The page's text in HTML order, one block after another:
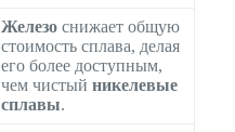
Железоснижает общую
стоимость сплава, делая
его более доступным,
чем чистый никелевые
сплавы.